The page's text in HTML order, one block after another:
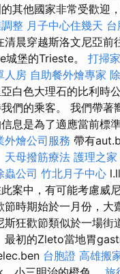
其他國家非常受歡迎
整 月子中心住幾天 台
清晨穿越斯洛文尼亞前
城堡的Trieste。 打掃
人房 自助餐外燴專家
白色大理石的比利時
們的乘客。 我們帶著
息是為了適應當前標
外燴公司服務 帶有
天母撥筋療法 護理之
蟲公司 竹北月子中心
案中，有可能考慮威
節時期始於一月份，大
斯狂歡節類似於一場街
最初的Zleto當地胃
台胞證 高雄搬